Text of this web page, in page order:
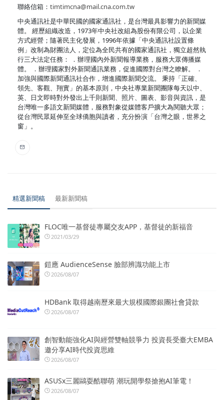
聯絡信箱： timtimcna@mail.cna.com.tw
中央通訊社是中華民國的國家通訊社，是台灣最具影響力的新聞媒
體。 經歷組織改造，1973年中央社改組為股份有限公司，以企業
方式經營；隨著民主化發展，1996年依據「中央通訊社設置條
例」改制為財團法人，定位為全民共有的國家通訊社，獨立超然執
行三大法定任務： ．辦理國內外新聞報導業務，服務大眾傳播媒
體。 ．辦理國家對外新聞通訊業務，促進國際對台灣之瞭解。 ．
加強與國際新聞通訊社合作，增進國際新聞交流。 秉持「正確、
領先、客觀、翔實」的基本原則，中央社專業新聞團隊每天以中、
英、日文即時對外發出上千則新聞、照片、圖表、影音與資訊，是
台灣唯一多語文新聞媒體，服務對象從媒體客戶擴大為閱聽大眾；
從台灣民眾延伸至全球僑胞與讀者，充分扮演「台灣之眼，世界之
窗」。
精選新聞稿 最新新聞稿
FLOC唯一基督徒專屬交友APP，基督徒的新福音
2021/03/29
鎧應 AudienceSense 臉部辨識功能上市
2026/08/07
HDBank 取得越南歷來最大規模國際銀團社會貸款
2026/08/07
創智動能強化AI與經營雙軸競爭力 投資長受臺大EMBA
邀分享AI時代投資思維
2026/08/07
ASUSx三麗鷗耍酷聯萌 潮玩開學祭搶抱AI筆電！
2026/08/07